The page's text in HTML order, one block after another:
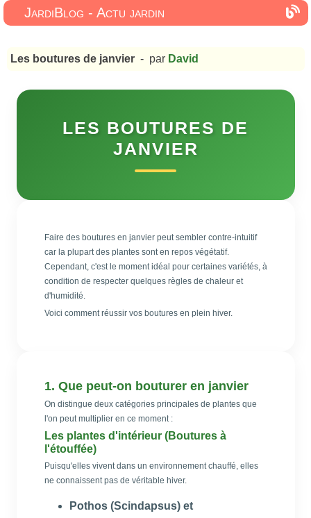
JardiBlog - Actu jardin
Les boutures de janvier- par David
LES BOUTURES DE
JANVIER
Faire des boutures en janvier peut sembler contre-intuitif
car la plupart des plantes sont en repos végétatif.
Cependant, c'est le moment idéal pour certaines variétés, à
condition de respecter quelques règles de chaleur et
d'humidité.
Voici comment réussir vos boutures en plein hiver.
1. Que peut-on bouturer en janvier
On distingue deux catégories principales de plantes que
l'on peut multiplier en ce moment :
Les plantes d'intérieur (Boutures à
l'étouffée)
Puisqu'elles vivent dans un environnement chauffé, elles
ne connaissent pas de véritable hiver.
Pothos (Scindapsus) et